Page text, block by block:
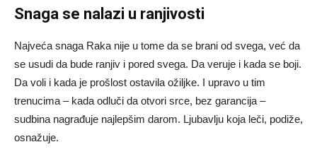
Snaga se nalazi u ranjivosti
Najveća snaga Raka nije u tome da se brani od svega, već da
se usudi da bude ranjiv i pored svega. Da veruje i kada se boji.
Da voli i kada je prošlost ostavila ožiljke. I upravo u tim
trenucima – kada odluči da otvori srce, bez garancija –
sudbina nagrađuje najlepšim darom. Ljubavlju koja leči, podiže,
osnažuje.